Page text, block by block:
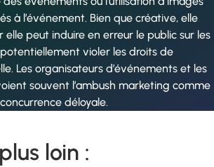
à l’événement. Bien que créative, elle
peut induire en erreur le public sur les
violer les droits de
Les organisateurs d’événements et les
souvent l’ambush marketing comme
déloyale.
loin :